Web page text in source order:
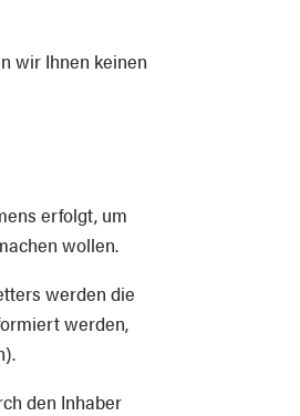
wir Ihnen keinen
erfolgt, um
wollen.
werden die
werden,
den Inhaber